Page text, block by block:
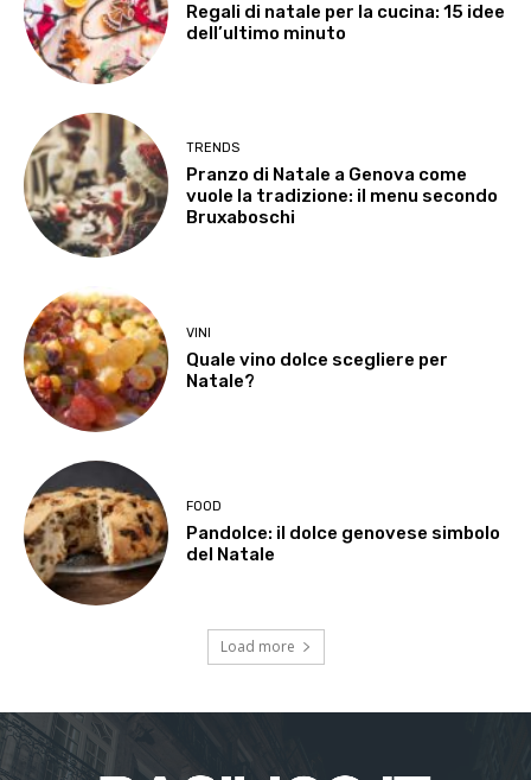
Regali di natale per la cucina: 15 idee
dell’ultimo minuto
TRENDS
Pranzo di Natale a Genova come
vuole la tradizione: il menu secondo
Bruxaboschi
VINI
Quale vino dolce scegliere per
Natale?
FOOD
Pandolce: il dolce genovese simbolo
del Natale
Load more